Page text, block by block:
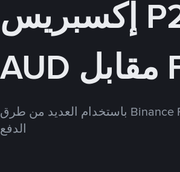
قُم بشراء وبيع FDUSD على Binance P2P باستخدام العديد من طرق
الدفع